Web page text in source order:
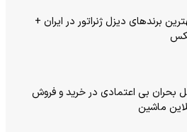
برندهای دیزل ژنراتور در ایران +
بحران بی‌ اعتمادی در خرید و فروش
ماشین